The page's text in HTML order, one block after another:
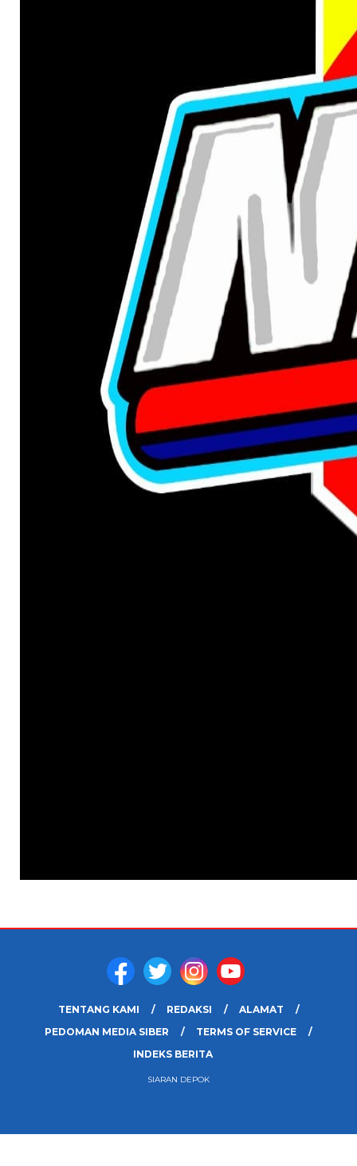
TENTANG KAMI REDAKSI
ALAMAT
PEDOMAN MEDIA SIBER
TERMS OF SERVICE
INDEKS BERITA
SIARAN DEPOK